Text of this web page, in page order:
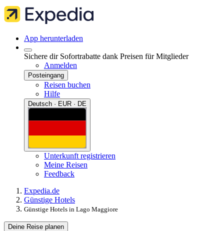
App herunterladen
Sichere dir Sofortrabatte dank Preisen für Mitglieder
Anmelden
Posteingang
Reisen buchen
Hilfe
Deutsch · EUR · DE
Unterkunft registrieren
Meine Reisen
Feedback
Expedia.de
Günstige Hotels
Günstige Hotels in Lago Maggiore
Deine Reise planen